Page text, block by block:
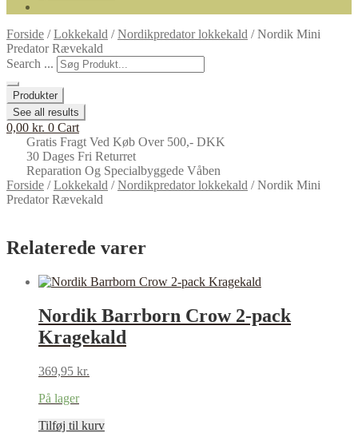
Forside /Lokkekald /Nordikpredator lokkekald /Nordik Mini
Predator Rævekald
Search ...
Produkter
See all results
0,00 kr. 0 Cart
Gratis Fragt Ved Køb Over 500,- DKK
30 Dages Fri Returret
Reparation Og Specialbyggede Våben
Forside /Lokkekald /Nordikpredator lokkekald /Nordik Mini
Predator Rævekald
Relaterede varer
Nordik Barrborn Crow 2-pack
Kragekald
369,95 kr.
På lager
Tilføj til kurv